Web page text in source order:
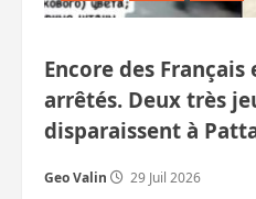
Encore des Français
arrêtés. Deux très
disparaissent à
Geo Valin 29 Juil 2026